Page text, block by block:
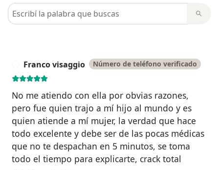
Busca en opiniones
Franco visaggio Número de teléfono verificado
No me atiendo con ella por obvias razones,
pero fue quien trajo a mí hijo al mundo y es
quien atiende a mí mujer, la verdad que hace
todo excelente y debe ser de las pocas médicas
que no te despachan en 5 minutos, se toma
todo el tiempo para explicarte, crack total